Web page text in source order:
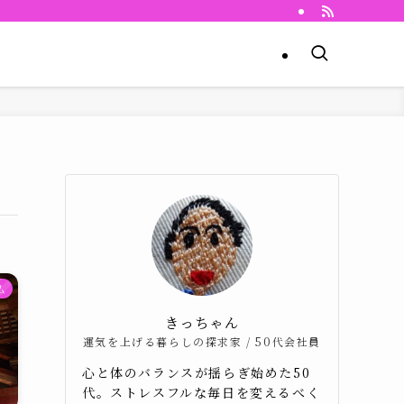
きっちゃん
運気を上げる暮らしの探求家 / 50代会社員
心と体のバランスが揺らぎ始めた50
代。ストレスフルな毎日を変えるべく